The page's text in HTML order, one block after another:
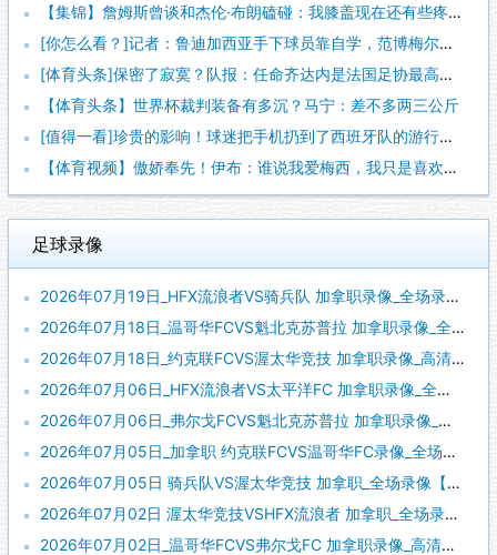
【集锦】詹姆斯曾谈和杰伦·布朗磕碰：我膝盖现在还有些疼 幸好
[你怎么看？]记者：鲁迪加西亚手下球员靠自学，范博梅尔是更年
[体育头条]保密了寂寞？队报：任命齐达内是法国足协最高机密
【体育头条】世界杯裁判装备有多沉？马宁：差不多两三公斤
[值得一看]珍贵的影响！球迷把手机扔到了西班牙队的游行大巴上
【体育视频】傲娇奉先！伊布：谁说我爱梅西，我只是喜欢，他也爱
足球录像
2026年07月19日_HFX流浪者VS骑兵队 加拿职录像_全场录像【高清回放】
2026年07月18日_温哥华FCVS魁北克苏普拉 加拿职录像_全场录像【高清回放】
2026年07月18日_约克联FCVS渥太华竞技 加拿职录像_高清录像【全场回放】
2026年07月06日_HFX流浪者VS太平洋FC 加拿职录像_全场录像【视频集锦】
2026年07月06日_弗尔戈FCVS魁北克苏普拉 加拿职录像_高清录像【全场回放】
2026年07月05日_加拿职 约克联FCVS温哥华FC录像_全场录像【全场回放】
2026年07月05日 骑兵队VS渥太华竞技 加拿职_全场录像【全场回放】
2026年07月02日 渥太华竞技VSHFX流浪者 加拿职_全场录像【视频集锦】
2026年07月02日_温哥华FCVS弗尔戈FC 加拿职录像_高清录像【全场回放】